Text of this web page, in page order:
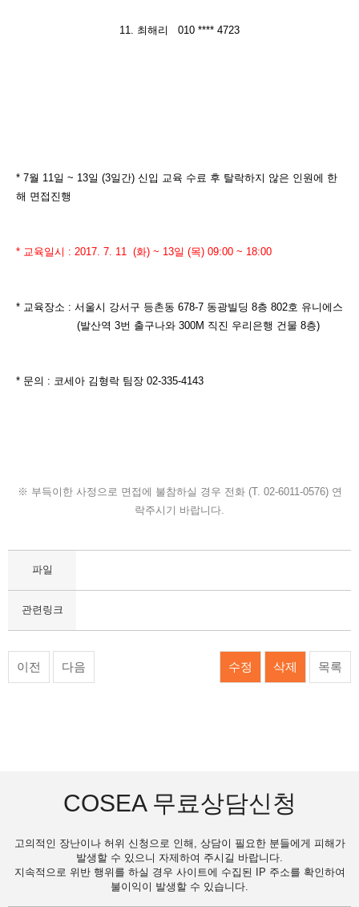
11. 최해리 010 **** 4723
* 7월 11일 ~ 13일 (3일간) 신입 교육 수료 후 탈락하지 않은 인원에 한
해 면접진행
* 교육일시 : 2017. 7. 11 (화) ~ 13일 (목) 09:00 ~ 18:00
* 교육장소 : 서울시 강서구 등촌동 678-7 동광빌딩 8층 802호 유니에스
(발산역 3번 출구나와 300M 직진 우리은행 건물 8층)
* 문의 : 코세아 김형락 팀장 02-335-4143
※ 부득이한 사정으로 면접에 불참하실 경우 전화 (T. 02-6011-0576) 연
락주시기 바랍니다.
파일
관련링크
이전 다음 수정 삭제 목록
COSEA 무료상담신청
고의적인 장난이나 허위 신청으로 인해, 상담이 필요한 분들에게 피해가
발생할 수 있으니 자제하여 주시길 바랍니다.
지속적으로 위반 행위를 하실 경우 사이트에 수집된 IP 주소를 확인하여
불이익이 발생할 수 있습니다.